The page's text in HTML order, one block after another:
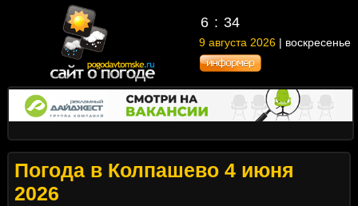
6 34
9 августа 2026 | воскресенье
Погода в Колпашево 4 июня
2026